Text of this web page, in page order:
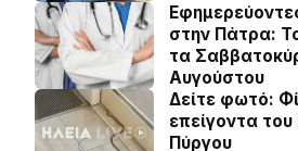
στην Πάτρα:
τα
Αυγούστου
Δείτε φωτό:
επείγοντα
Πύργου